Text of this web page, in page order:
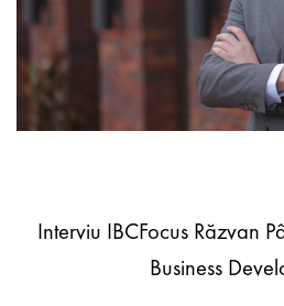
Interviu IBCFocus Răzvan
Business